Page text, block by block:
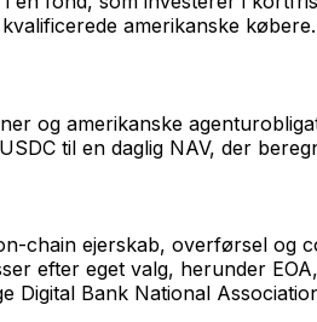
amerikanske købere.
og amerikanske
til en daglig NAV, der
chain ejerskab, overførsel og
efter eget valg, herunder
Bank National